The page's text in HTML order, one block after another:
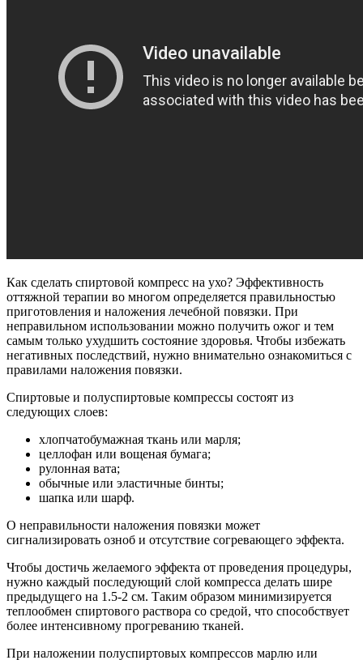
Как сделать спиртовой компресс на ухо? Эффективность
оттяжной терапии во многом определяется правильностью
приготовления и наложения лечебной повязки. При
неправильном использовании можно получить ожог и тем
самым только ухудшить состояние здоровья. Чтобы избежать
негативных последствий, нужно внимательно ознакомиться с
правилами наложения повязки.
Спиртовые и полуспиртовые компрессы состоят из
следующих слоев:
хлопчатобумажная ткань или марля;
целлофан или вощеная бумага;
рулонная вата;
обычные или эластичные бинты;
шапка или шарф.
О неправильности наложения повязки может
сигнализировать озноб и отсутствие согревающего эффекта.
Чтобы достичь желаемого эффекта от проведения процедуры,
нужно каждый последующий слой компресса делать шире
предыдущего на 1.5-2 см. Таким образом минимизируется
теплообмен спиртового раствора со средой, что способствует
более интенсивному прогреванию тканей.
При наложении полуспиртовых компрессов марлю или